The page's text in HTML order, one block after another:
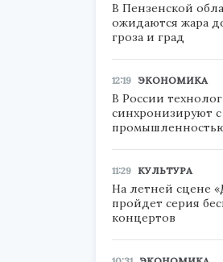
В Пензенской
ожидаются жара
гроза и град
12:19 ЭКОНОМИКА
В России
синхронизируют с
11:29 КУЛЬТУРА
На летней сцене
пройдет серия
концертов